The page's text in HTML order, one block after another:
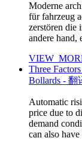
Moderne
für fahrzeug
zerstören die
andere hand,
Three
Bollards - 翻
Automatic
price due to
demand
can also have